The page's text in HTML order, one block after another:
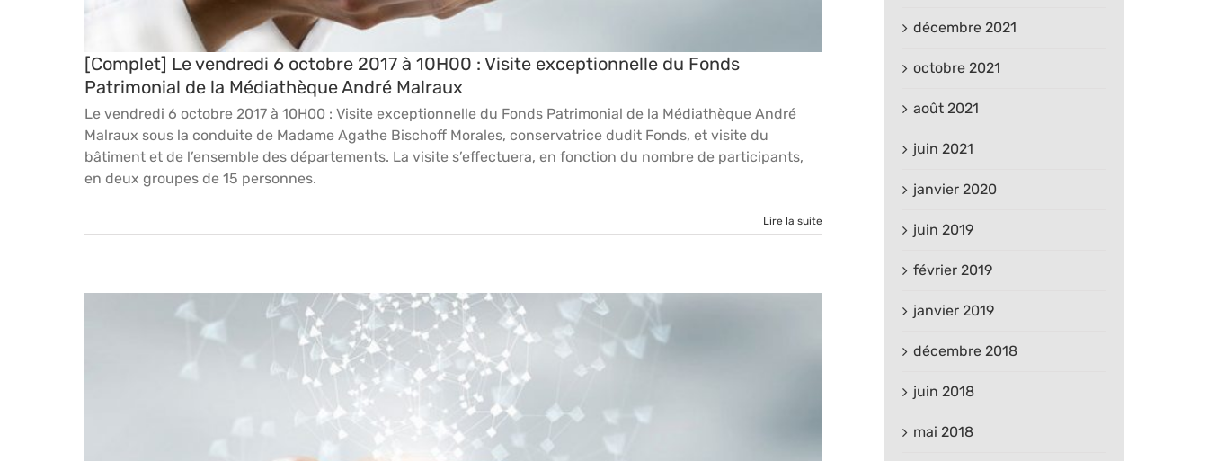
[Complet] Le vendredi 6 octobre 2017 à 10H00 : Visite exceptionnelle du Fonds
Patrimonial de la Médiathèque André Malraux
Le vendredi 6 octobre 2017 à 10H00 : Visite exceptionnelle du Fonds Patrimonial de la Médiathèque André
Malraux sous la conduite de Madame Agathe Bischoff Morales, conservatrice dudit Fonds, et visite du
bâtiment et de l’ensemble des départements. La visite s’effectuera, en fonction du nombre de participants,
en deux groupes de 15 personnes.
Lire la suite
Mercredi 4 octobre à 10h : visite au Musée Tomi Ungerer pour l »exposition » Dessin Tchèque. De Strasbourg à Prague »
décembre 2021
octobre 2021
août 2021
juin 2021
janvier 2020
juin 2019
février 2019
janvier 2019
décembre 2018
juin 2018
mai 2018